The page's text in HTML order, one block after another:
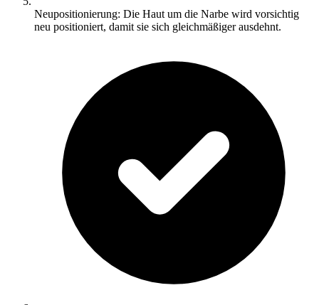
Neupositionierung: Die Haut um die Narbe wird vorsichtig
neu positioniert, damit sie sich gleichmäßiger ausdehnt.